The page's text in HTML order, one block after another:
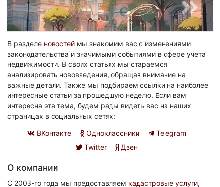
В разделе новостей мы знакомим вас с изменениями
законодательства и значимыми событиями в сфере учета
недвижимости. В своих статьях мы стараемся
анализировать нововведения, обращая внимание на
важные детали. Также мы подбираем ссылки на наиболее
интересные статьи за прошедшую неделю. Если вам
интересна эта тема, будем рады видеть вас на наших
страницах в социальных сетях:
ВКонтакте Одноклассники
Telegram
Twitter
Дзен
О компании
С 2003-го года мы предоставляем кадастровые услуги,